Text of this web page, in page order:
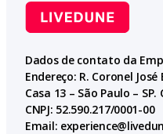
Dados de contato da
Endereço: R. Coronel
Casa 13 – São Paulo – SP.
CNPJ: 52.590.217/0001-00
Email: